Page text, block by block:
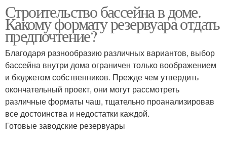
Строительство бассейна в доме.
Какому формату резервуара отдать
предпочтение?
Благодаря разнообразию различных вариантов, выбор
бассейна внутри дома ограничен только воображением
и бюджетом собственников. Прежде чем утвердить
окончательный проект, они могут рассмотреть
различные форматы чаш, тщательно проанализировав
все достоинства и недостатки каждой.
Готовые заводские резервуары